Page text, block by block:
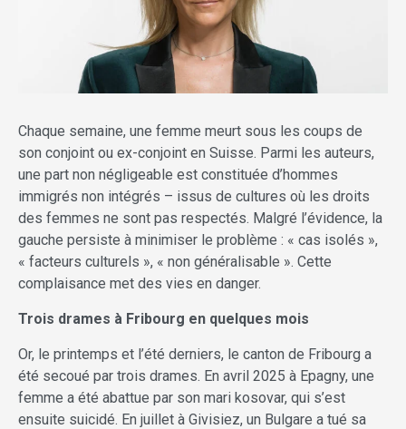
Chaque semaine, une femme meurt sous les coups de
son conjoint ou ex-conjoint en Suisse. Parmi les auteurs,
une part non négligeable est constituée d’hommes
immigrés non intégrés – issus de cultures où les droits
des femmes ne sont pas respectés. Malgré l’évidence, la
gauche persiste à minimiser le problème : « cas isolés »,
« facteurs culturels », « non généralisable ». Cette
complaisance met des vies en danger.
Trois drames à Fribourg en quelques mois
Or, le printemps et l’été derniers, le canton de Fribourg a
été secoué par trois drames. En avril 2025 à Epagny, une
femme a été abattue par son mari kosovar, qui s’est
ensuite suicidé. En juillet à Givisiez, un Bulgare a tué sa